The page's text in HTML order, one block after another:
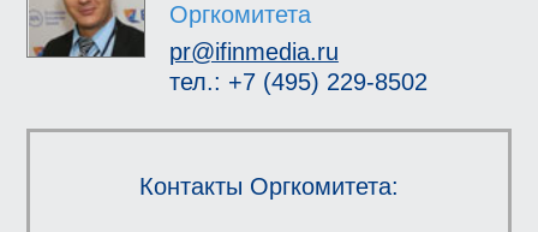
Оргкомитета
pr@ifinmedia.ru
тел.: +7 (495) 229-8502
Контакты Оргкомитета: